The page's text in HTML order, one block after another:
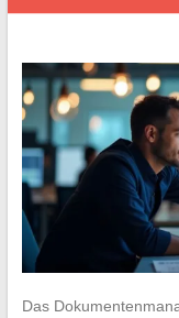
Das